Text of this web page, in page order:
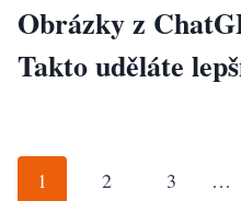
Obrázky z
Takto uděláte
Navigace
1 2 3 …